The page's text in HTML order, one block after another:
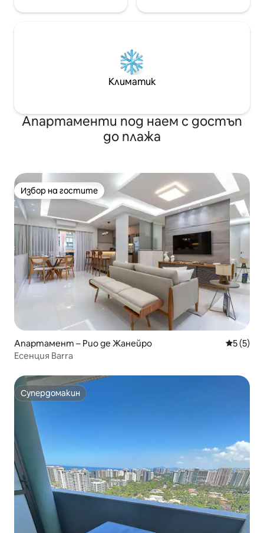
Климатик
Апартаменти под наем с достъп
до плажа
Избор на гостите
Избор на гостите
Апартамент – Рио де Жанейро Средна
5 (5)
Есенция Barra
Супердомакин
Супердомакин